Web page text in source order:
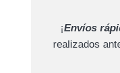
¡Envíos
realizados